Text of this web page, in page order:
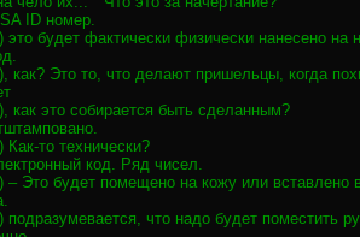
ID номер.
это будет фактически физически нанесено на
как? Это то, что делают пришельцы, когда
как это собирается быть сделанным?
Как-то технически?
код. Ряд чисел.
– Это будет помещено на кожу или вставлено
подразумевается, что надо будет поместить